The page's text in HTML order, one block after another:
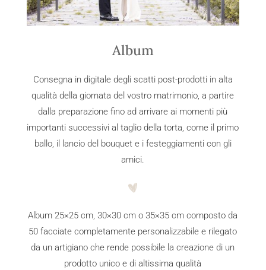
Album
Consegna in digitale degli scatti post-prodotti in alta
qualità della giornata del vostro matrimonio, a partire
dalla preparazione fino ad arrivare ai momenti più
importanti successivi al taglio della torta, come il primo
ballo, il lancio del bouquet e i festeggiamenti con gli
amici.
Album 25×25 cm, 30×30 cm o 35×35 cm composto da
50 facciate completamente personalizzabile e rilegato
da un artigiano che rende possibile la creazione di un
prodotto unico e di altissima qualità